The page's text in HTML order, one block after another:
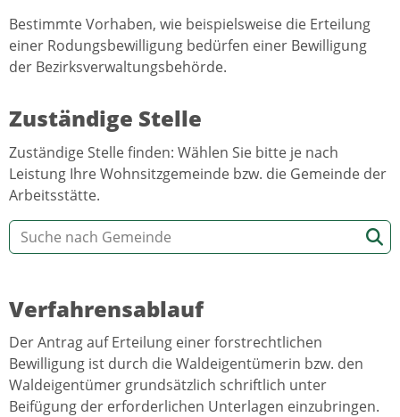
Bestimmte Vorhaben, wie beispielsweise die Erteilung
einer Rodungsbewilligung bedürfen einer Bewilligung
der Bezirksverwaltungsbehörde.
Zuständige Stelle
Zuständige Stelle finden: Wählen Sie bitte je nach
Leistung Ihre Wohnsitzgemeinde bzw. die Gemeinde der
Arbeitsstätte.
Verfahrensablauf
Der Antrag auf Erteilung einer forstrechtlichen
Bewilligung ist durch die Waldeigentümerin bzw. den
Waldeigentümer grundsätzlich schriftlich unter
Beifügung der erforderlichen Unterlagen einzubringen.